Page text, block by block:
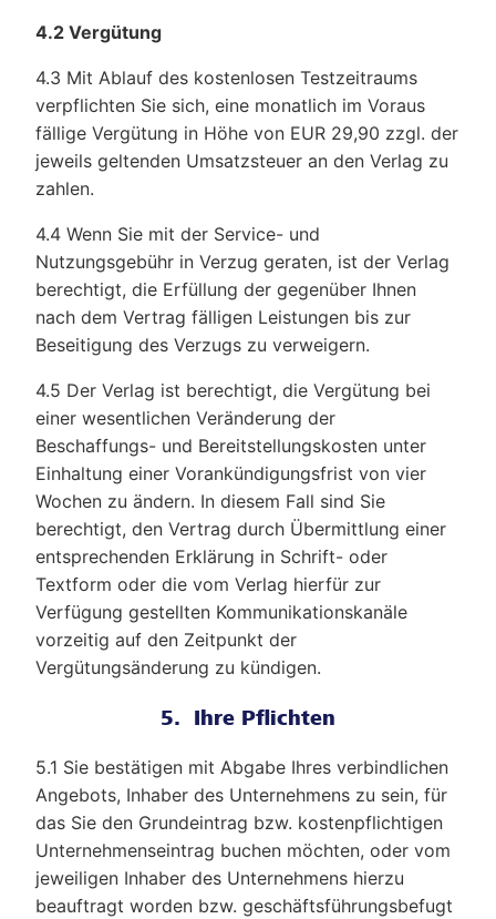
4.2 Vergütung
4.3 Mit Ablauf des kostenlosen Testzeitraums
verpflichten Sie sich, eine monatlich im Voraus
fällige Vergütung in Höhe von EUR 29,90 zzgl. der
jeweils geltenden Umsatzsteuer an den Verlag zu
zahlen.
4.4 Wenn Sie mit der Service- und
Nutzungsgebühr in Verzug geraten, ist der Verlag
berechtigt, die Erfüllung der gegenüber Ihnen
nach dem Vertrag fälligen Leistungen bis zur
Beseitigung des Verzugs zu verweigern.
4.5 Der Verlag ist berechtigt, die Vergütung bei
einer wesentlichen Veränderung der
Beschaffungs- und Bereitstellungskosten unter
Einhaltung einer Vorankündigungsfrist von vier
Wochen zu ändern. In diesem Fall sind Sie
berechtigt, den Vertrag durch Übermittlung einer
entsprechenden Erklärung in Schrift- oder
Textform oder die vom Verlag hierfür zur
Verfügung gestellten Kommunikationskanäle
vorzeitig auf den Zeitpunkt der
Vergütungsänderung zu kündigen.
5. Ihre Pflichten
5.1 Sie bestätigen mit Abgabe Ihres verbindlichen
Angebots, Inhaber des Unternehmens zu sein, für
das Sie den Grundeintrag bzw. kostenpflichtigen
Unternehmenseintrag buchen möchten, oder vom
jeweiligen Inhaber des Unternehmens hierzu
beauftragt worden bzw. geschäftsführungsbefugt